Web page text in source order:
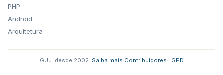
PHP
Android
Arquitetura
GUJ: desde 2002. Saiba mais Contribuidores LGPD